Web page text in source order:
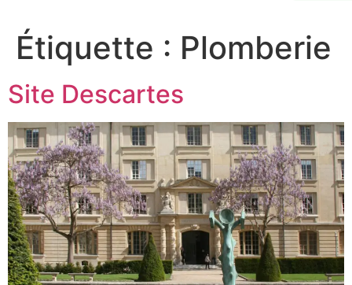
Étiquette : Plomberie
Site Descartes